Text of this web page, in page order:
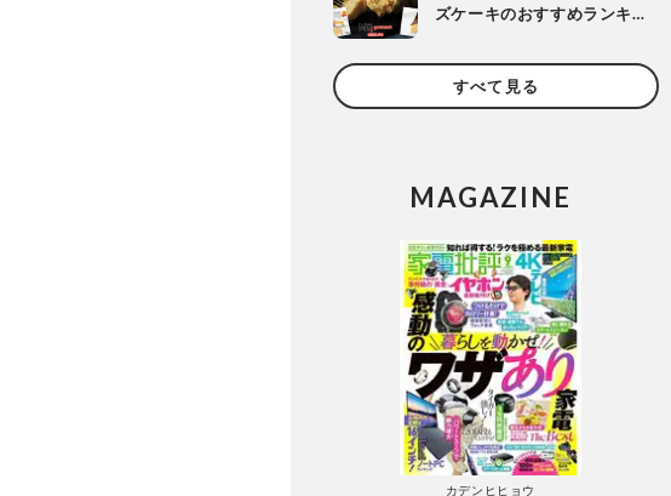
ズケーキのおすすめランキ
く人気商品をプロと比較
すべて見る
MAGAZINE
カデンヒヒョウ